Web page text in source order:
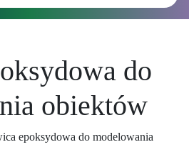
do
obiektów
epoksydowa do modelowania